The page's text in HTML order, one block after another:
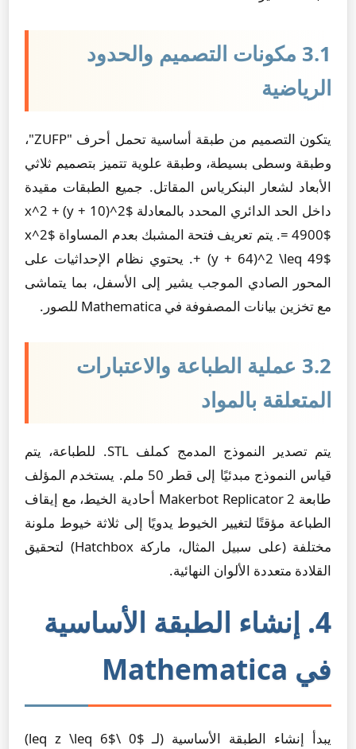
3.1 مكونات التصميم والحدود
الرياضية
يتكون التصميم من طبقة أساسية تحمل أحرف "ZUFP"،
وطبقة وسطى بسيطة، وطبقة علوية تتميز بتصميم ثلاثي
الأبعاد لشعار البنكرياس المقاتل. جميع الطبقات مقيدة
داخل الحد الدائري المحدد بالمعادلة $x^2 + (y + 10)^2
= 4900$. يتم تعريف فتحة المشبك بعدم المساواة $x^2
+ (y + 64)^2 \leq 49$. يحتوي نظام الإحداثيات على
المحور الصادي الموجب يشير إلى الأسفل، بما يتماشى
مع تخزين بيانات المصفوفة في Mathematica للصور.
3.2 عملية الطباعة والاعتبارات
المتعلقة بالمواد
يتم تصدير النموذج المدمج كملف STL. للطباعة، يتم
قياس النموذج مبدئيًا إلى قطر 50 ملم. يستخدم المؤلف
طابعة Makerbot Replicator 2 أحادية الخيط، مع إيقاف
الطباعة مؤقتًا لتغيير الخيوط يدويًا إلى ثلاثة خيوط ملونة
مختلفة (على سبيل المثال، ماركة Hatchbox) لتحقيق
القلادة متعددة الألوان النهائية.
4. إنشاء الطبقة الأساسية
في Mathematica
يبدأ إنشاء الطبقة الأساسية (لـ $0 \leq z \leq 6$)